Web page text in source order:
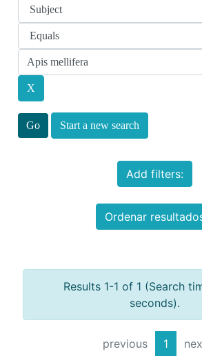
Start a new search
Add filters:
Ordenar
Results 1-1 of 1 (Search
seconds).
previous 1